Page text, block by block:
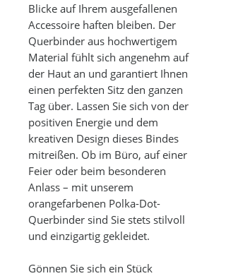
Blicke auf Ihrem ausgefallenen
Accessoire haften bleiben. Der
Querbinder aus hochwertigem
Material fühlt sich angenehm auf
der Haut an und garantiert Ihnen
einen perfekten Sitz den ganzen
Tag über. Lassen Sie sich von der
positiven Energie und dem
kreativen Design dieses Bindes
mitreißen. Ob im Büro, auf einer
Feier oder beim besonderen
Anlass – mit unserem
orangefarbenen Polka-Dot-
Querbinder sind Sie stets stilvoll
und einzigartig gekleidet.
Gönnen Sie sich ein Stück